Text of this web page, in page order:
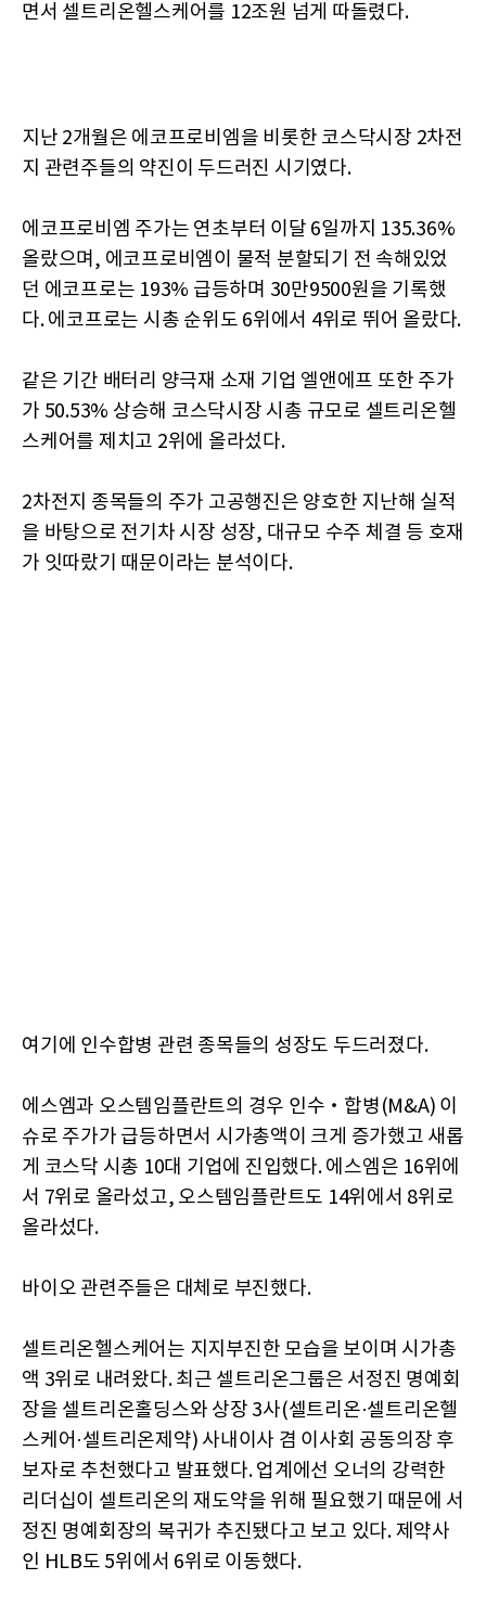
면서 셀트리온헬스케어를 12조원 넘게 따돌렸다.
지난 2개월은 에코프로비엠을 비롯한 코스닥시장 2차전
지 관련주들의 약진이 두드러진 시기였다.
에코프로비엠 주가는 연초부터 이달 6일까지 135.36%
올랐으며, 에코프로비엠이 물적 분할되기 전 속해있었
던 에코프로는 193% 급등하며 30만9500원을 기록했
다. 에코프로는 시총 순위도 6위에서 4위로 뛰어 올랐다.
같은 기간 배터리 양극재 소재 기업 엘앤에프 또한 주가
가 50.53% 상승해 코스닥시장 시총 규모로 셀트리온헬
스케어를 제치고 2위에 올라섰다.
2차전지 종목들의 주가 고공행진은 양호한 지난해 실적
을 바탕으로 전기차 시장 성장, 대규모 수주 체결 등 호재
가 잇따랐기 때문이라는 분석이다.
여기에 인수합병 관련 종목들의 성장도 두드러졌다.
에스엠과 오스템임플란트의 경우 인수‧합병(M&A) 이
슈로 주가가 급등하면서 시가총액이 크게 증가했고 새롭
게 코스닥 시총 10대 기업에 진입했다. 에스엠은 16위에
서 7위로 올라섰고, 오스템임플란트도 14위에서 8위로
올라섰다.
바이오 관련주들은 대체로 부진했다.
셀트리온헬스케어는 지지부진한 모습을 보이며 시가총
액 3위로 내려왔다. 최근 셀트리온그룹은 서정진 명예회
장을 셀트리온홀딩스와 상장 3사(셀트리온·셀트리온헬
스케어·셀트리온제약) 사내이사 겸 이사회 공동의장 후
보자로 추천했다고 발표했다. 업계에선 오너의 강력한
리더십이 셀트리온의 재도약을 위해 필요했기 때문에 서
정진 명예회장의 복귀가 추진됐다고 보고 있다. 제약사
인 HLB도 5위에서 6위로 이동했다.